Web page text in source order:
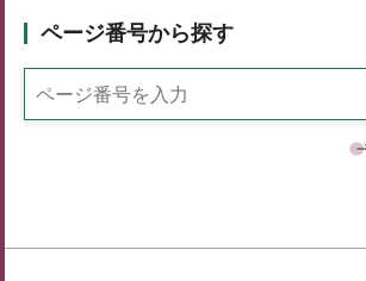
ページ番号から探す